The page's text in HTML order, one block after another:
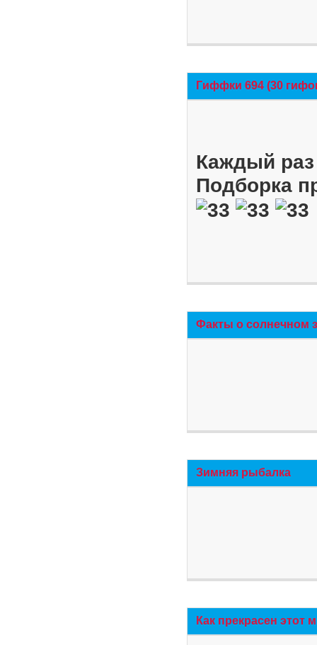
Гиффки 694 (30
Каждый
Подборка
Факты о солнечном
Зимняя рыбалка
Как прекрасен этот